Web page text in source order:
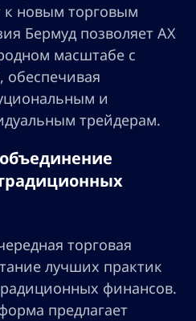
к новым торговым
Бермуд позволяет AX
масштабе с
и
трейдерам.
торговая
лучших практик
финансов.
предлагает